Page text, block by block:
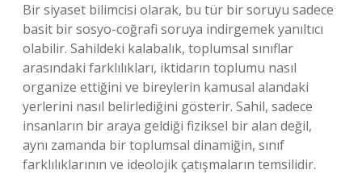
Bir siyaset bilimcisi olarak, bu tür bir soruyu sadece
basit bir sosyo-coğrafi soruya indirgemek yanıltıcı
olabilir. Sahildeki kalabalık, toplumsal sınıflar
arasındaki farklılıkları, iktidarın toplumu nasıl
organize ettiğini ve bireylerin kamusal alandaki
yerlerini nasıl belirlediğini gösterir. Sahil, sadece
insanların bir araya geldiği fiziksel bir alan değil,
aynı zamanda bir toplumsal dinamiğin, sınıf
farklılıklarının ve ideolojik çatışmaların temsilidir.